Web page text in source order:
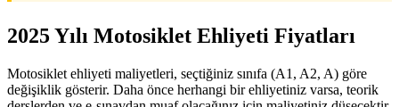
2025 Yılı Motosiklet Ehliyeti Fiyatları
Motosiklet ehliyeti maliyetleri, seçtiğiniz sınıfa (A1, A2, A) göre
değişiklik gösterir. Daha önce herhangi bir ehliyetiniz varsa, teorik